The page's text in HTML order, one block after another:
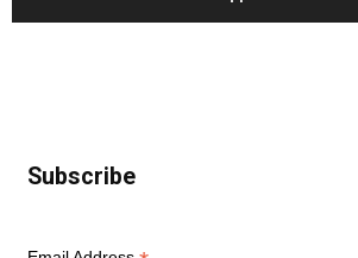
Subscribe